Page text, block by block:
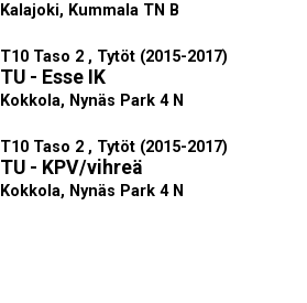
Kalajoki, Kummala TN B
T10 Taso 2 , Tytöt (2015-2017)
TU - Esse IK
Kokkola, Nynäs Park 4 N
T10 Taso 2 , Tytöt (2015-2017)
TU - KPV/vihreä
Kokkola, Nynäs Park 4 N